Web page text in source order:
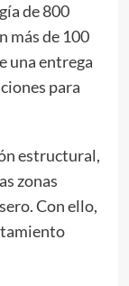
de 800
más de 100
una entrega
para
estructural,
zonas
Con ello,